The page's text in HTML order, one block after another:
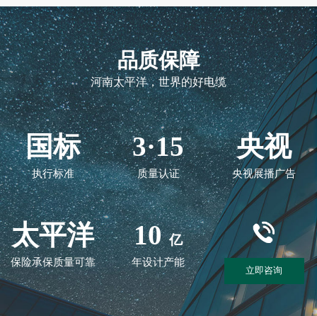
品质保障
河南太平洋，世界的好电缆
国标
执行标准
3·15
质量认证
央视
央视展播广告
太平洋
保险承保质量可靠
10 亿
年设计产能
立即咨询